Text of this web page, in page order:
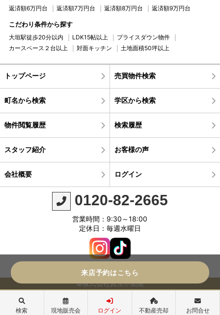
返済額6万円台 返済額7万円台 返済額8万円台 返済額9万円台
こだわり条件から探す
大垣駅徒歩20分以内 LDK15帖以上
プライスダウン物件
カースペース２台以上
対面キッチン 土地面積50坪以上
トップページ 売買物件検索
町名から検索 学区から検索
物件閲覧履歴 検索履歴
スタッフ紹介 お客様の声
会社概要 ログイン
0120-82-2665
営業時間：9:30～18:00
定休日：毎週水曜日
©株式会社真永不動産
来店予約はこちら
検索 現地販売会 ログイン 不動産売却 お問合せ